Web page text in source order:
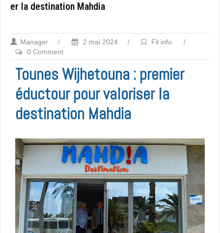
er la destination Mahdia
Manager / 2 mai 2024 / Fil info
/
0 Comment
Tounes Wijhetouna : premier
éductour pour valoriser la
destination Mahdia